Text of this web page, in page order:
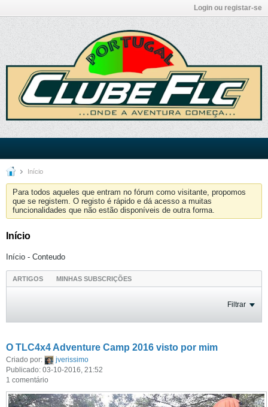
Login ou registar-se
Início
Para todos aqueles que entram no fórum como visitante, propomos
que se registem. O registo é rápido e dá acesso a muitas
funcionalidades que não estão disponíveis de outra forma.
Início
Início - Conteudo
ARTIGOS MINHAS SUBSCRIÇÕES
Filtrar
O TLC4x4 Adventure Camp 2016 visto por mim
Criado por:
jverissimo
Publicado: 03-10-2016, 21:52
1 comentário